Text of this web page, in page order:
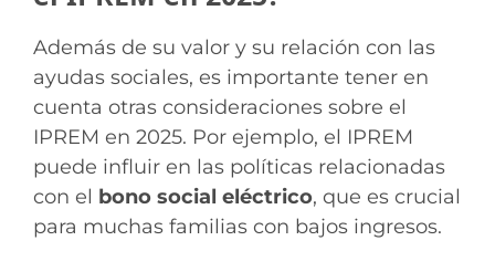
Además de su valor y su relación con las
ayudas sociales, es importante tener en
cuenta otras consideraciones sobre el
IPREM en 2025. Por ejemplo, el IPREM
puede influir en las políticas relacionadas
con el bono social eléctrico, que es crucial
para muchas familias con bajos ingresos.